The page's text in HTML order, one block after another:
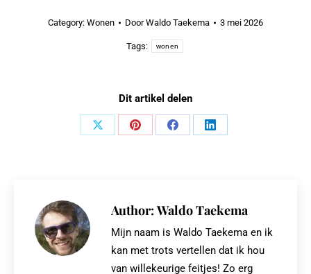
Category: Wonen DoorWaldo Taekema 3 mei 2026
Tags: wonen
Dit artikel delen
Share
Share
Share
Share
Author: Waldo Taekema
Mijn naam is Waldo Taekema en ik
kan met trots vertellen dat ik hou
van willekeurige feitjes! Zo erg